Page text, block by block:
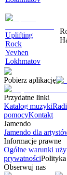
Uplifting
Rock
Yevhen
Lokhmatov
Pobierz aplikację
Przydatne linki
Katalog muzyki
pomocyKontakt
Jamendo
Jamendo dla
Informacje prawne
Ogólne warunki
prywatności
Obserwuj nas